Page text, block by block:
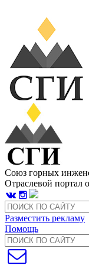
Союз горных
Отраслевой
Разместить рекламу
Помощь